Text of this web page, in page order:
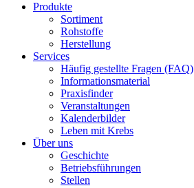
Produkte
Sortiment
Rohstoffe
Herstellung
Services
Häufig gestellte Fragen (FAQ)
Informationsmaterial
Praxisfinder
Veranstaltungen
Kalenderbilder
Leben mit Krebs
Über uns
Geschichte
Betriebsführungen
Stellen